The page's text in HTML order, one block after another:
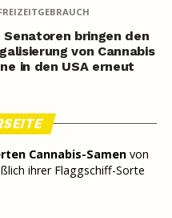
bringen den
von Cannabis
in den USA erneut
Cannabis-Samenvon
ihrer Flaggschiff-Sorte